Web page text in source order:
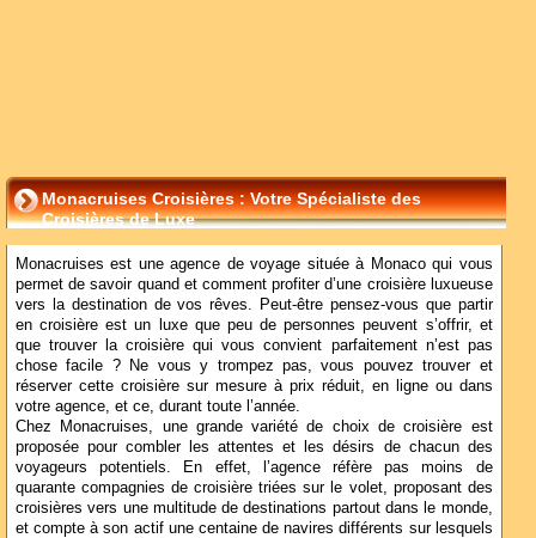
Monacruises Croisières : Votre Spécialiste des
Croisières de Luxe
Monacruises est une agence de voyage située à Monaco qui vous
permet de savoir quand et comment profiter d’une croisière luxueuse
vers la destination de vos rêves. Peut-être pensez-vous que partir
en croisière est un luxe que peu de personnes peuvent s’offrir, et
que trouver la croisière qui vous convient parfaitement n’est pas
chose facile ? Ne vous y trompez pas, vous pouvez trouver et
réserver cette croisière sur mesure à prix réduit, en ligne ou dans
votre agence, et ce, durant toute l’année.
Chez Monacruises, une grande variété de choix de croisière est
proposée pour combler les attentes et les désirs de chacun des
voyageurs potentiels. En effet, l’agence réfère pas moins de
quarante compagnies de croisière triées sur le volet, proposant des
croisières vers une multitude de destinations partout dans le monde,
et compte à son actif une centaine de navires différents sur lesquels